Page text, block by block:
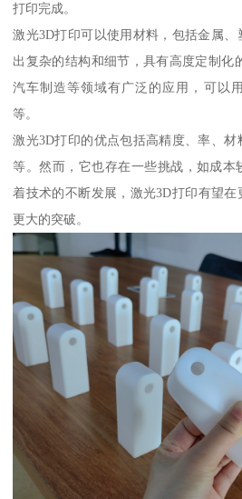
打印完成。
激光3D打印可以使用材料，包括金属
出复杂的结构和细节，具有高度定制化
汽车制造等领域有广泛的应用，可以
等。
激光3D打印的优点包括高精度、率、
等。然而，它也存在一些挑战，如成本
着技术的不断发展，激光3D打印有望
更大的突破。